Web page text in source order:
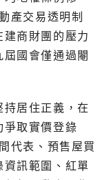
產交易透明制
商財團的壓力
國會僅通過閹
居住正義，在
爭取實價登錄
代表、預售屋買
資訊範圍、紅單